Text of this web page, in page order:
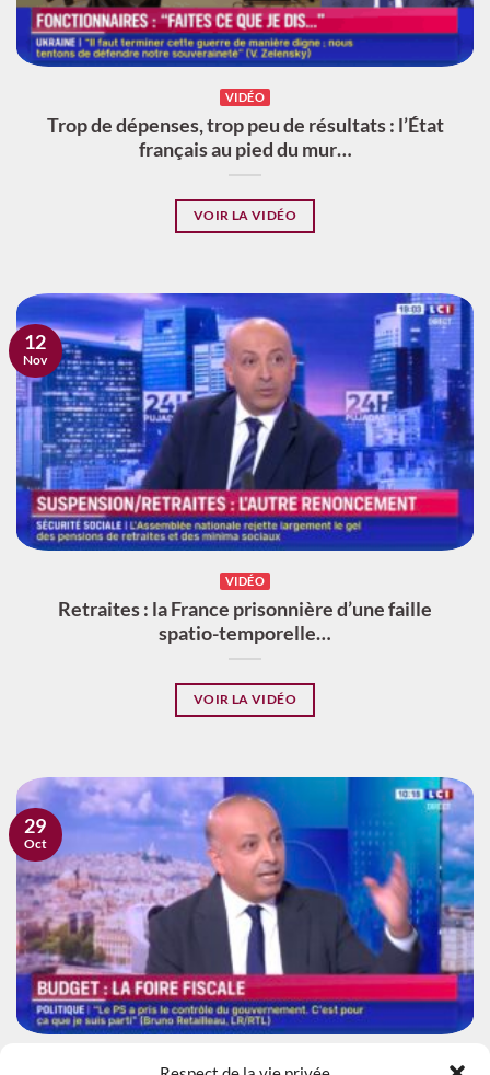
VIDÉO
Trop de dépenses, trop peu de résultats : l’État
français au pied du mur…
VOIR LA VIDÉO
VIDÉO
Retraites : la France prisonnière d’une faille
spatio-temporelle…
VOIR LA VIDÉO
12
Nov
VIDÉO
29
Oct